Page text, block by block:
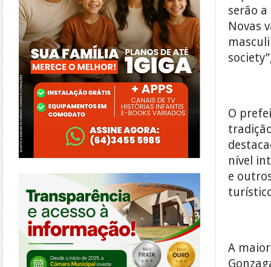
serão
Novas
O
nível
e
A
https://morrinhos.go.leg.br/